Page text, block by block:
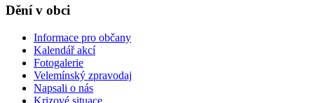
Dění v obci
Informace pro občany
Kalendář akcí
Fotogalerie
Velemínský zpravodaj
Napsali o nás